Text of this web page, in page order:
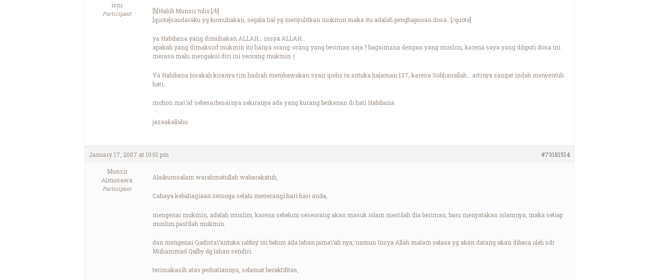
isni
Participant
[b]Habib Munzir tulis:[/b]
[quote]saudaraku yg kumuliakan, segala hal yg menyulitkan mukmin maka itu adalah penghapusan dosa…[/quote]
ya Habibana yang dimuliakan ALLAH… insya ALLAH…
apakah yang dimaksud mukmin itu hanya orang-orang yang beriman saja ? bagaimana dengan yang muslim, karena saya yang diliputi dosa ini
merasa malu mengakui diri ini seorang mukmin :(
Ya Habibana bisakah kiranya tim hadrah membawakan syair qodis ta antuka halaman 137, karena Subhanallah… artinya sangat indah menyentuh
hati..
mohon ma\’af sebesarbesarnya sekiranya ada yang kurang berkenan di hati Habibana
jazaakallahu
January 17, 2007 at 10:01 pm #73181514
Munzir
Almusawa
Participant
Alaikumsalam warahmatullah wabarakatuh,
Cahaya kebahagiaan semoga selalu menerangi hari hari anda,
mengenai mukmin, adalah muslim, karena sebelum seseorang akan masuk islam mestilah dia beriman, baru menyatakan islamnya, maka setiap
muslim pastilah mukmin.
dan mengenai Qadista\’antuka rabbiy ini belum ada lahan jama\’ah nya, namun Insya Allah malam selasa yg akan datang akan dibaca oleh sdr
Muhammad Qalby dg lahan sendiri.
terimakasih atas perhatiannya, selamat beraktifitas,